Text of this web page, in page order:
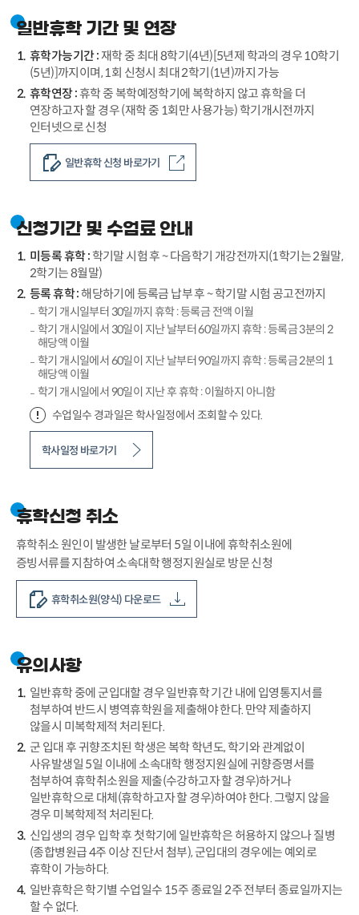
일반휴학 기간 및 연장
휴학가능기간 : 재학 중 최대 8학기(4년)[5년제 학과의 경우 10학기
(5년)]까지이며, 1회 신청시 최대 2학기(1년)까지 가능
휴학연장 :휴학 중 복학예정학기에 복학하지 않고 휴학을 더
연장하고자 할 경우 (재학 중 1회만 사용가능) 학기개시전까지
인터넷으로 신청
일반휴학 신청 바로가기
신청기간 및 수업료 안내
미등록 휴학 :학기말 시험 후 ~ 다음학기 개강전까지(1학기는 2월말,
2학기는 8월말)
등록 휴학 :해당하기에 등록금 납부 후 ~ 학기말 시험 공고전까지
학기 개시일부터 30일까지 휴학 : 등록금 전액 이월
학기 개시일에서 30일이 지난 날부터 60일까지 휴학 : 등록금 3분의 2
해당액 이월
학기 개시일에서 60일이 지난 날부터 90일까지 휴학 : 등록금 2분의 1
해당액 이월
학기 개시일에서 90일이 지난 후 휴학 : 이월하지 아니함
수업일수 경과일은 학사일정에서 조회할 수 있다.
학사일정 바로가기
휴학신청 취소
휴학취소 원인이 발생한 날로부터 5일 이내에 휴학취소원에
증빙서류를 지참하여 소속대학 행정지원실로 방문 신청
휴학취소원(양식) 다운로드
유의사항
일반휴학 중에 군입대할 경우 일반휴학 기간 내에 입영통지서를
첨부하여 반드시 병역휴학원을 제출해야 한다. 만약 제출하지
않을시 미복학제적 처리된다.
군 입대 후 귀향조치된 학생은 복학 학년도, 학기와 관계없이
사유발생일 5일 이내에 소속대학 행정지원실에 귀향증명서를
첨부하여 휴학취소원을 제출(수강하고자 할 경우)하거나
일반휴학으로 대체(휴학하고자 할 경우)하여야 한다. 그렇지 않을
경우 미복학제적 처리된다.
신입생의 경우 입학 후 첫학기에 일반휴학은 허용하지 않으나 질병
(종합병원급 4주 이상 진단서 첨부), 군입대의 경우에는 예외로
휴학이 가능하다.
일반휴학은 학기별 수업일수 15주 종료일 2주 전부터 종료일까지는
할 수 없다.